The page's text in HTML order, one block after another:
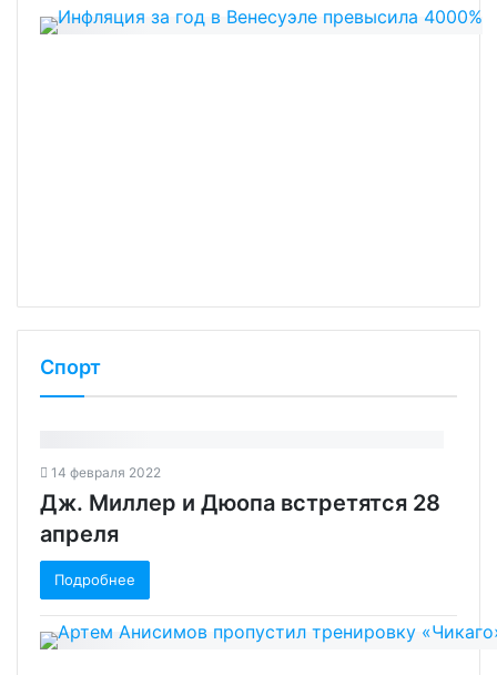
Спорт
14 февраля 2022
Дж. Миллер и Дюопа встретятся 28
апреля
Подробнее